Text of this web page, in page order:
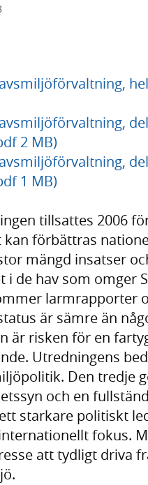
2 MB)
1 MB)
tillsattes 2006
förbättras
mängd insatser
de hav som omger
larmrapporter
är sämre än
är risken för en
Utredningens
Den tredje
och en
starkare politiskt
fokus.
att tydligt driva